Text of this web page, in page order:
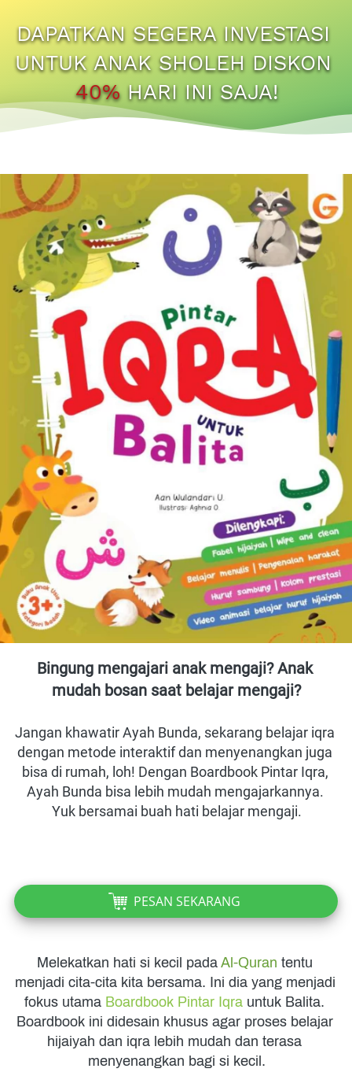
DAPATKAN SEGERA INVESTASI
UNTUK ANAK SHOLEH DISKON
40% HARI INI SAJA!
Bingung mengajari anak mengaji? Anak
mudah bosan saat belajar mengaji?
Jangan khawatir Ayah Bunda, sekarang belajar iqra
dengan metode interaktif dan menyenangkan juga
bisa di rumah, loh! Dengan Boardbook Pintar Iqra,
Ayah Bunda bisa lebih mudah mengajarkannya.
Yuk bersamai buah hati belajar mengaji.
` PESAN SEKARANG
Melekatkan hati si kecil pada Al-Quran tentu
menjadi cita-cita kita bersama. Ini dia yang menjadi
fokus utama Boardbook Pintar Iqra untuk Balita.
Boardbook ini didesain khusus agar proses belajar
hijaiyah dan iqra lebih mudah dan terasa
menyenangkan bagi si kecil.